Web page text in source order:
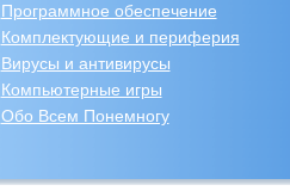
Программное обеспечение
Комплектующие и периферия
Вирусы и антивирусы
Компьютерные игры
Обо Всем Понемногу